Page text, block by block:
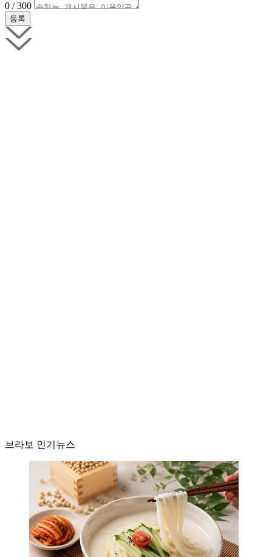
0 / 300
브라보 인기뉴스